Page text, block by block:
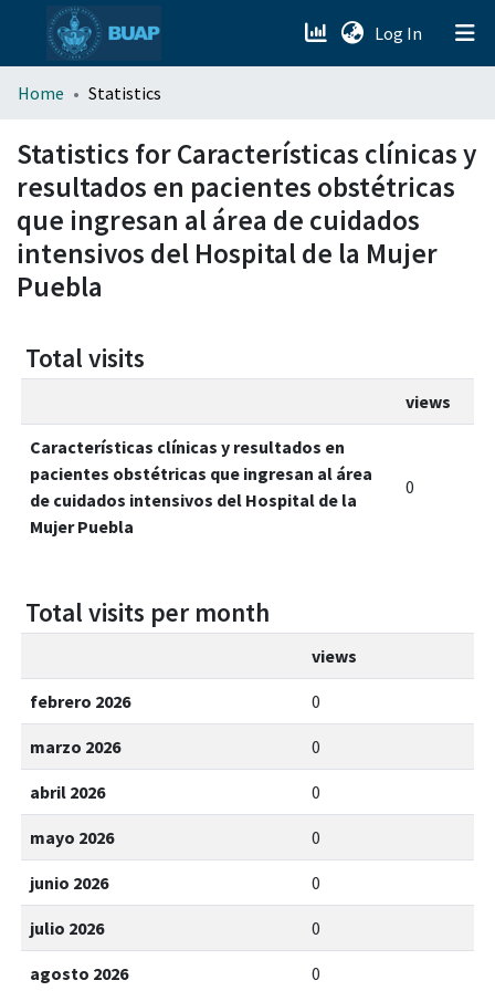
Log In (current)
menu.section.about_menu
All of DSpace
Home Statistics
Statistics for Características clínicas y
resultados en pacientes obstétricas
que ingresan al área de cuidados
intensivos del Hospital de la Mujer
Puebla
Total visits
views
Características clínicas y resultados en
pacientes obstétricas que ingresan al área
de cuidados intensivos del Hospital de la
Mujer Puebla
0
Total visits per month
views
febrero 2026 0
marzo 2026 0
abril 2026 0
mayo 2026 0
junio 2026 0
julio 2026 0
agosto 2026 0